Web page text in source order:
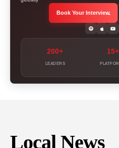
200+
LEADERS
15+
Book Your Interview
Local News